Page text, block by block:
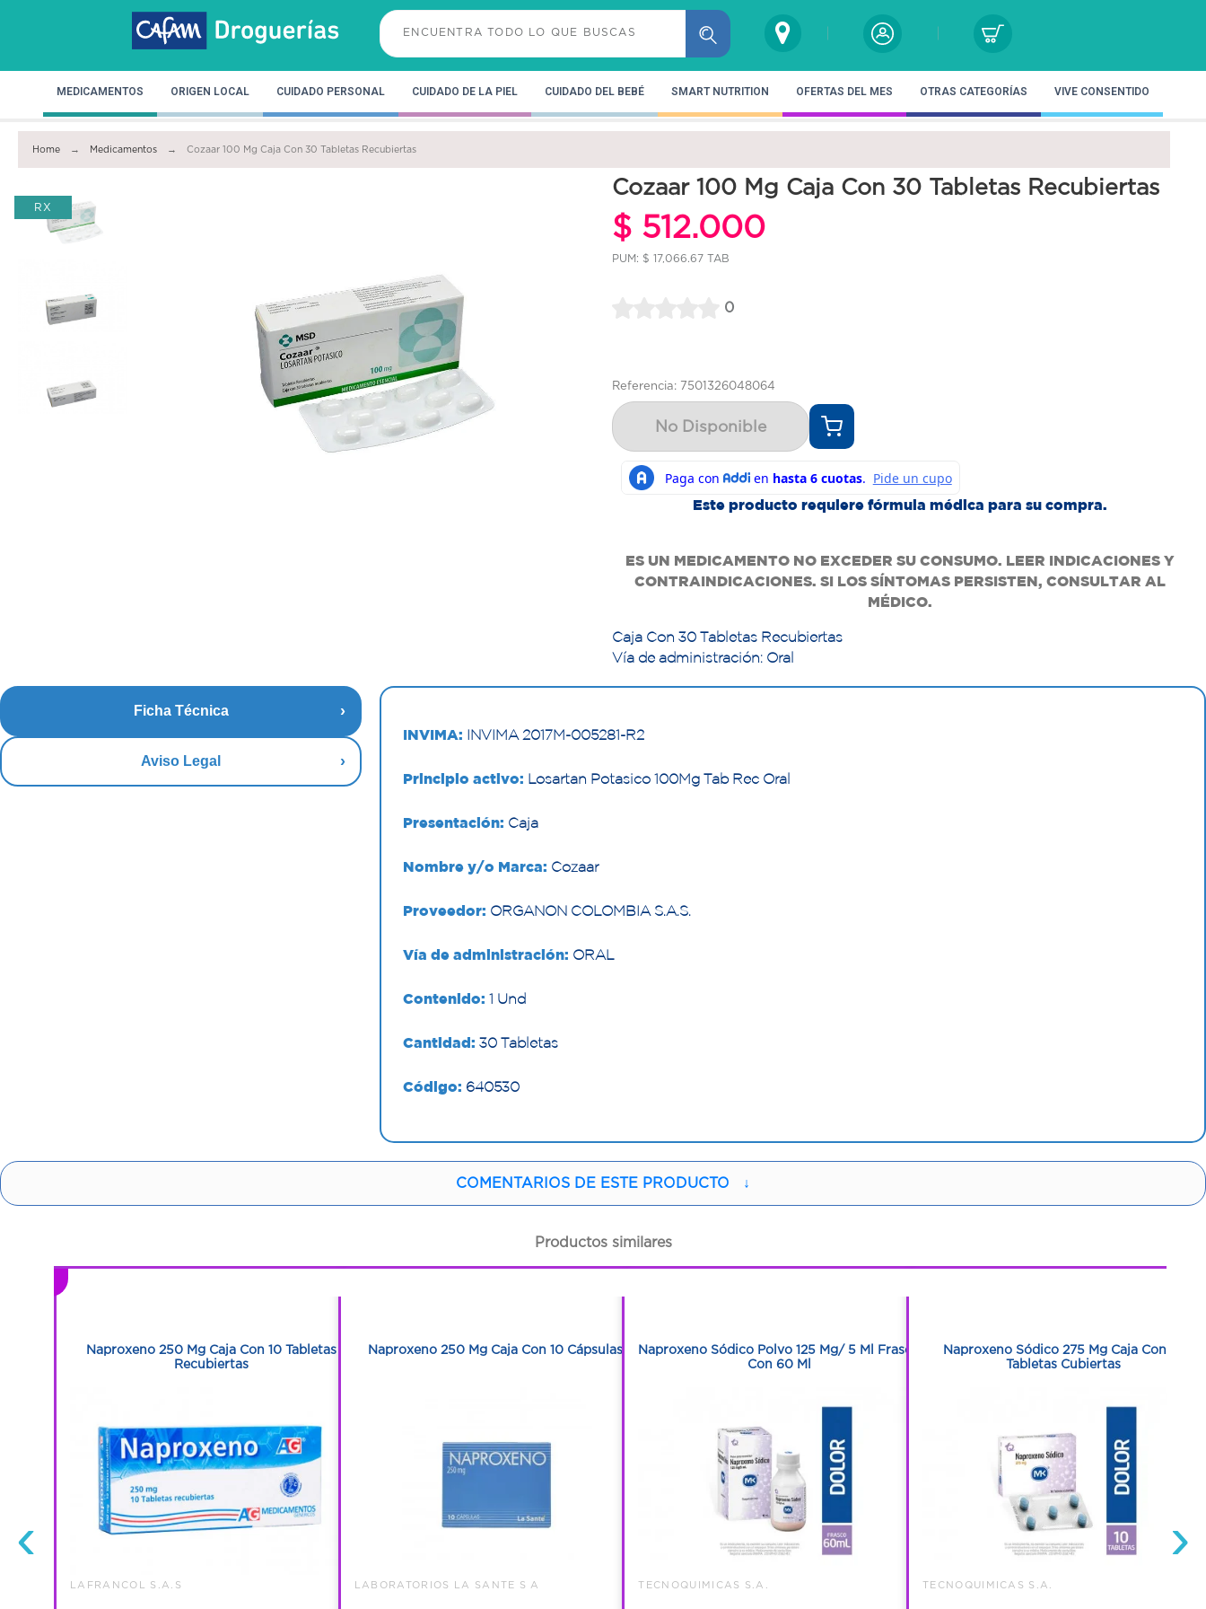
MEDICAMENTOS ORIGEN LOCAL CUIDADO PERSONAL CUIDADO DE LA PIEL CUIDADO DEL BEBÉ SMART NUTRITION OFERTAS DEL MES OTRAS CATEGORÍAS VIVE CONSENTIDO
Home Medicamentos Cozaar 100 Mg Caja Con 30 Tabletas Recubiertas
RX
Cozaar 100 Mg Caja Con 30 Tabletas Recubiertas
$ 512.000
PUM: $ 17,066.67 TAB
0
Referencia: 7501326048064
No Disponible
Este producto requiere fórmula médica para su compra.
ES UN MEDICAMENTO NO EXCEDER SU CONSUMO. LEER INDICACIONES Y
CONTRAINDICACIONES. SI LOS SÍNTOMAS PERSISTEN, CONSULTAR AL
MÉDICO.
Caja Con 30 Tabletas Recubiertas
Vía de administración: Oral
Ficha Técnica
Aviso Legal
INVIMA: INVIMA 2017M-005281-R2
Principio activo: Losartan Potasico 100Mg Tab Rec Oral
Presentación: Caja
Nombre y/o Marca: Cozaar
Proveedor: ORGANON COLOMBIA S.A.S.
Vía de administración: ORAL
Contenido: 1 Und
Cantidad: 30 Tabletas
Código: 640530
COMENTARIOS DE ESTE PRODUCTO ↓
Productos similares
‹
Naproxeno 250 Mg Caja Con 10 Tabletas
Recubiertas
LAFRANCOL S.A.S
Naproxeno 250 Mg Caja Con 10 Cápsulas
LABORATORIOS LA SANTE S A
Naproxeno Sódico Polvo 125 Mg/ 5 Ml Frasco
Con 60 Ml
TECNOQUIMICAS S.A.
Naproxeno Sódico 275 Mg Caja Con 10
Tabletas Cubiertas
TECNOQUIMICAS S.A.
›